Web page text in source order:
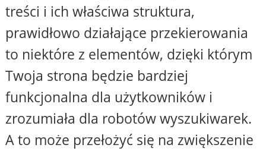
treści i ich właściwa struktura,
prawidłowo działające przekierowania
to niektóre z elementów, dzięki którym
Twoja strona będzie bardziej
funkcjonalna dla użytkowników i
zrozumiała dla robotów wyszukiwarek.
A to może przełożyć się na zwiększenie